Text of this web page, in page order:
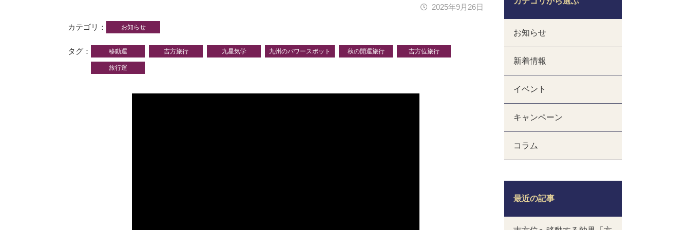
2025年9月26日
カテゴリ お知らせ
タグ 移動運 吉方旅行 九星気学 九州のパワースポット 秋の開運旅行 吉方位旅行
旅行運
お知らせ
新着情報
イベント
キャンペーン
コラム
最近の記事